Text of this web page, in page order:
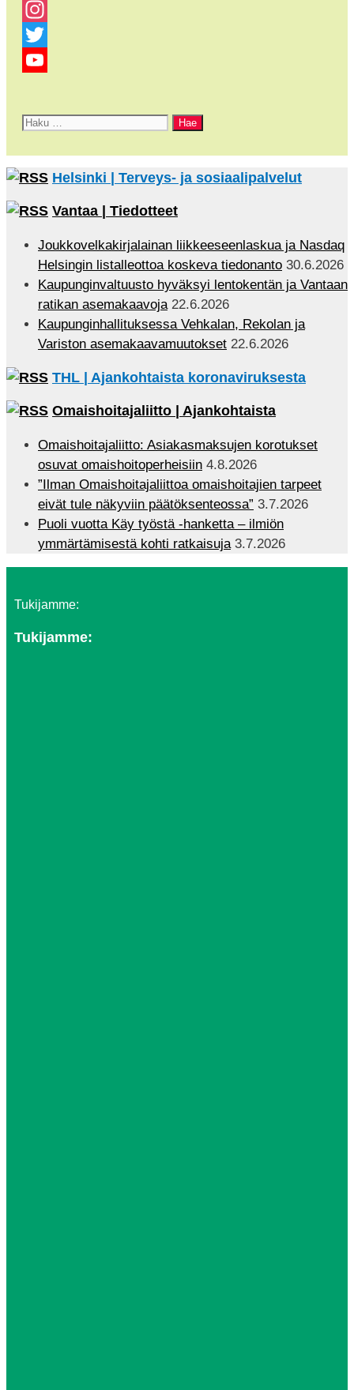
Facebook
Instagram
Twitter
Haku:
Helsinki | Terveys- ja sosiaalipalvelut
Vantaa | Tiedotteet
Joukkovelkakirjalainan liikkeeseenlaskua ja Nasdaq
Helsingin listalleottoa koskeva tiedonanto 30.6.2026
Kaupunginvaltuusto hyväksyi lentokentän ja Vantaan
ratikan asemakaavoja 22.6.2026
Kaupunginhallituksessa Vehkalan, Rekolan ja
Variston asemakaavamuutokset 22.6.2026
THL | Ajankohtaista koronaviruksesta
Omaishoitajaliitto | Ajankohtaista
Omaishoitajaliitto: Asiakasmaksujen korotukset
osuvat omaishoitoperheisiin 4.8.2026
”Ilman Omaishoitajaliittoa omaishoitajien tarpeet
eivät tule näkyviin päätöksenteossa” 3.7.2026
Puoli vuotta Käy työstä -hanketta – ilmiön
ymmärtämisestä kohti ratkaisuja 3.7.2026
Tukijamme:
Tukijamme: